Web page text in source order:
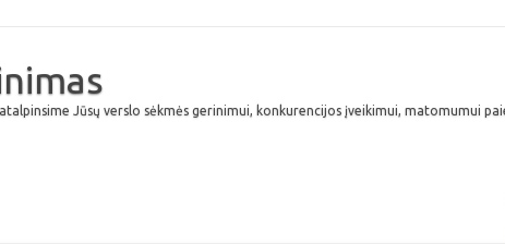
Jūsų verslo sėkmės gerinimui, konkurencijos įveikimui, matomumui